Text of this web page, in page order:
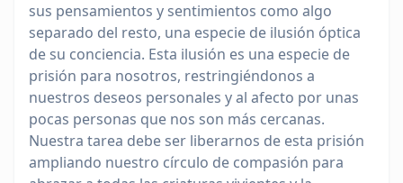
sus pensamientos y sentimientos como algo
separado del resto, una especie de ilusión óptica
de su conciencia. Esta ilusión es una especie de
prisión para nosotros, restringiéndonos a
nuestros deseos personales y al afecto por unas
pocas personas que nos son más cercanas.
Nuestra tarea debe ser liberarnos de esta prisión
ampliando nuestro círculo de compasión para